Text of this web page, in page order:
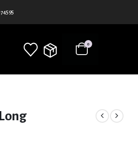
NUO 100€ • BE MINIMALAUS UŽSAKYMO
0